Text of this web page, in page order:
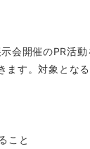
会開催のPR活動
ます。対象とな
こと